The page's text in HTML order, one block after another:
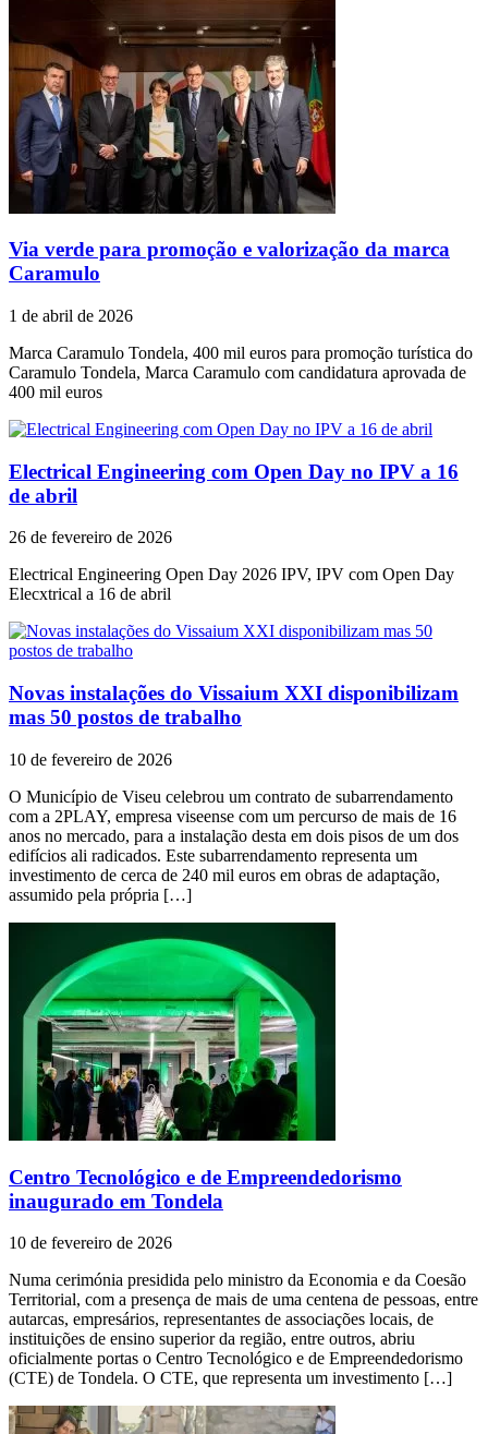
Via verde para promoção e valorização da marca
Caramulo
1 de abril de 2026
Marca Caramulo Tondela, 400 mil euros para promoção turística do
Caramulo Tondela, Marca Caramulo com candidatura aprovada de
400 mil euros
Electrical Engineering com Open Day no IPV a 16
de abril
26 de fevereiro de 2026
Electrical Engineering Open Day 2026 IPV, IPV com Open Day
Elecxtrical a 16 de abril
Novas instalações do Vissaium XXI disponibilizam
mas 50 postos de trabalho
10 de fevereiro de 2026
O Município de Viseu celebrou um contrato de subarrendamento
com a 2PLAY, empresa viseense com um percurso de mais de 16
anos no mercado, para a instalação desta em dois pisos de um dos
edifícios ali radicados. Este subarrendamento representa um
investimento de cerca de 240 mil euros em obras de adaptação,
assumido pela própria […]
Centro Tecnológico e de Empreendedorismo
inaugurado em Tondela
10 de fevereiro de 2026
Numa cerimónia presidida pelo ministro da Economia e da Coesão
Territorial, com a presença de mais de uma centena de pessoas, entre
autarcas, empresários, representantes de associações locais, de
instituições de ensino superior da região, entre outros, abriu
oficialmente portas o Centro Tecnológico e de Empreendedorismo
(CTE) de Tondela. O CTE, que representa um investimento […]